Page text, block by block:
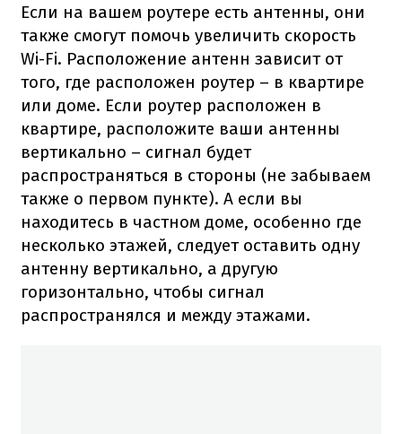
Если на вашем роутере есть антенны, они
также смогут помочь увеличить скорость
Wi-Fi. Расположение антенн зависит от
того, где расположен роутер – в квартире
или доме. Если роутер расположен в
квартире, расположите ваши антенны
вертикально – сигнал будет
распространяться в стороны (не забываем
также о первом пункте). А если вы
находитесь в частном доме, особенно где
несколько этажей, следует оставить одну
антенну вертикально, а другую
горизонтально, чтобы сигнал
распространялся и между этажами.